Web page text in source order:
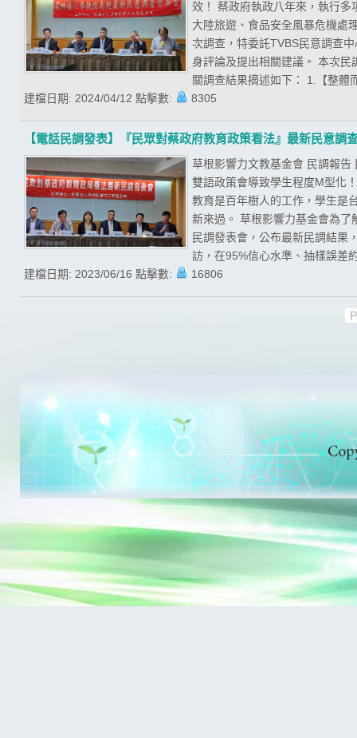
效！ 蔡政府執政八年來，執行
大陸旅遊、食品安全風暴危機處
次調查，特委託TVBS民意調查
身評論及提出相關建議。 本次
關調查結果摘述如下： 1.【整
建檔日期: 2024/04/12 點擊數: 8305
【電話民調發表】『民眾對蔡政府教育政策看法』最新民意調
草根影響力文教基金會 民調報
雙語政策會導致學生程度M型化
教育是百年樹人的工作，學生是
新來過。 草根影響力基金會為了
民調發表會，公布最新民調結果
訪，在95%信心水準、抽樣誤差
建檔日期: 2023/06/16 點擊數: 16806